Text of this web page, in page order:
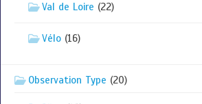
Val de Loire (22)
Vélo (16)
Observation Type (20)